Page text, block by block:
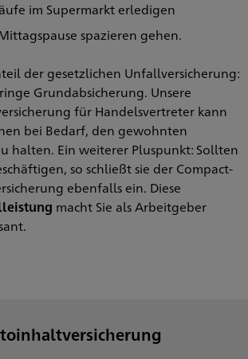
im Supermarkt erledigen
spazieren gehen.
der gesetzlichen Unfallversicherung:
Grundabsicherung. Unsere
für Handelsvertreter kann
bei Bedarf, den gewohnten
halten. Ein weiterer Pluspunkt: Sollten
so schließt sie der Compact-
ebenfalls ein. Diese
macht Sie als Arbeitgeber